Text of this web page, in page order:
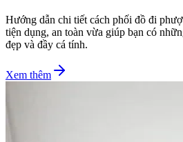
Hướng dẫn chi tiết cách phối đồ đi
tiện dụng, an toàn vừa giúp bạn có
đẹp và đầy cá tính.
Xem thêm